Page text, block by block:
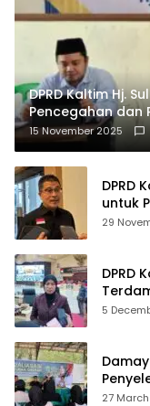
DPRD Kaltim Hj.
Pencegahan dan
15 November 2025
DPRD
untuk
Agama
29
DPRD
Pusat
5
dan
27